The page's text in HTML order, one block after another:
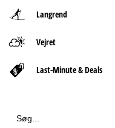
Langrend
Vejret
Last-Minute & Deals
Søg...